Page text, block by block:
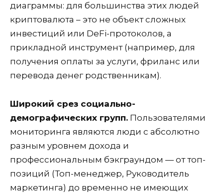
диаграммы: для большинства этих людей
криптовалюта – это не объект сложных
инвестиций или DeFi-протоколов, а
прикладной инструмент (например, для
получения оплаты за услуги, фриланс или
перевода денег родственникам).
Широкий срез социально-
демографических групп. Пользователями
мониторинга являются люди с абсолютно
разным уровнем дохода и
профессиональным бэкграундом — от топ-
позиций (Топ-менеджер, Руководитель
маркетинга) до временно не имеющих